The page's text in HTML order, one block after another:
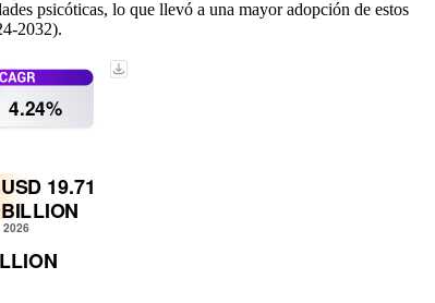
psicóticas, lo que llevó a una mayor adopción de estos
2032).